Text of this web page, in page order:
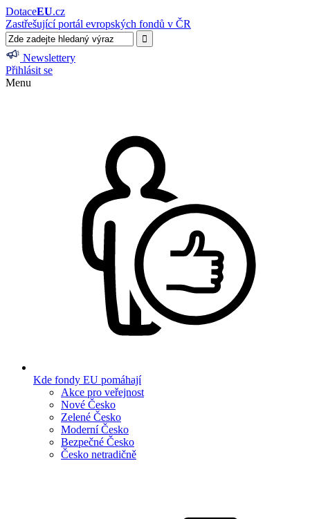
DotaceEU.cz
Zastřešující portál evropských fondů v ČR
Newslettery
Přihlásit se
Menu
Kde fondy EU pomáhají
Akce pro veřejnost
Nové Česko
Zelené Česko
Moderní Česko
Bezpečné Česko
Česko netradičně